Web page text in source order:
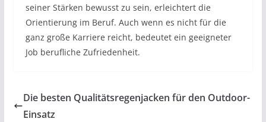
seiner Stärken bewusst zu sein, erleichtert die
Orientierung im Beruf. Auch wenn es nicht für die
ganz große Karriere reicht, bedeutet ein geeigneter
Job berufliche Zufriedenheit.
Die besten Qualitätsregenjacken für den Outdoor-
Einsatz